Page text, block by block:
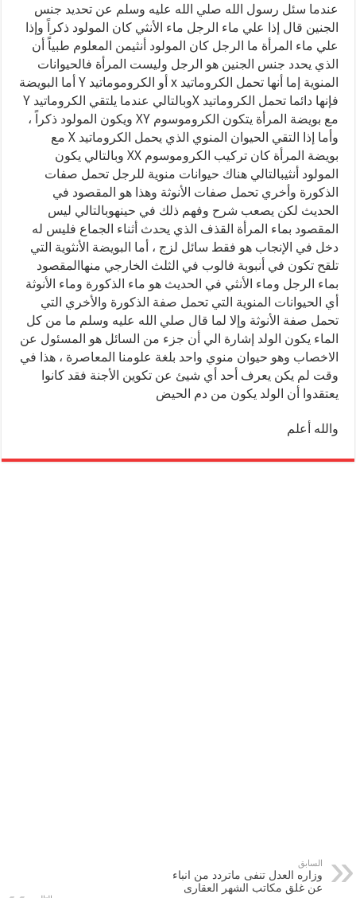
عندما سئل رسول الله صلي الله عليه وسلم عن تحديد جنس
الجنين قال إذا علي ماء الرجل ماء الأنثي كان المولود ذكراً وإذا
علي ماء المرأة ما الرجل كان المولود أنثيمن المعلوم طبياً أن
الذي يحدد جنس الجنين هو الرجل وليست المرأة فالحيوانات
المنوية إما أنها تحمل الكروماتيد x أو الكروموماتيد Y أما البويضة
فإنها دائما تحمل الكروماتيد X
وبالتالي عندما يلتقي الكروماتيد Y
مع بويضة المرأة يتكون الكروموسوم XY ويكون المولود ذكراً ،
وأما إذا التقي الحيوان المنوي الذي يحمل الكروماتيد X مع
بويضة المرأة كان تركيب الكروموسوم XX وبالتالي يكون
المولود أنثيبالتالي هناك حيوانات منوية للرجل تحمل صفات
الذكورة وأخري تحمل صفات الأنوثة وهذا هو المقصود في
الحديث لكن يصعب شرح وفهم ذلك في حينهوبالتالي ليس
المقصود بماء المرأة القذف الذي يحدث أثناء الجماع فليس له
دخل في الإنجاب هو فقط سائل لزج ، أما البويضة الأنثوية التي
تلقح تكون في أنبوبة فالوب في الثلث الخارجي منهاالمقصود
بماء الرجل وماء الأنثي في الحديث هو ماء الذكورة وماء الأنوثة
أي الحيوانات المنوية التي تحمل صفة الذكورة والأخري التي
تحمل صفة الأنوثة وإلا لما قال صلي الله عليه وسلم ما من كل
الماء يكون الولد إشارة الي أن جزء من السائل هو المسئول عن
الاخصاب وهو حيوان منوي واحد بلغة علومنا المعاصرة ، هذا في
وقت لم يكن يعرف أحد أي شيئ عن تكوين الأجنة فقد كانوا
يعتقدوا أن الولد يكون من دم الحيض
والله أعلم
السابق
وزاره العدل تنفى ماتردد من انباء
عن غلق مكاتب الشهر العقارى